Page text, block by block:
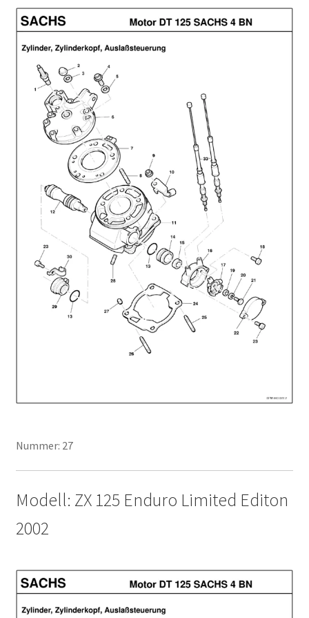
Nummer: 27
Modell: ZX 125 Enduro Limited Editon
2002